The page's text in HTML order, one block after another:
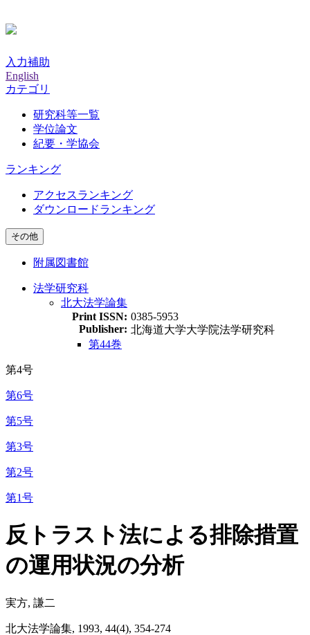
入力補助
English
カテゴリ
研究科等一覧
学位論文
紀要・学協会
ランキング
アクセスランキング
ダウンロードランキング
その他
附属図書館
法学研究科
北大法学論集
Print ISSN: 0385-5953
Publisher: 北海道大学大学院法学研究科
第44巻
第4号
第6号
第5号
第3号
第2号
第1号
反トラスト法による排除措置
の運用状況の分析
実方, 謙二
北大法学論集, 1993, 44(4), 354-274